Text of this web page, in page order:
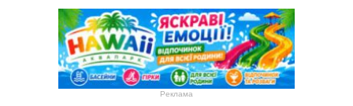
Реклама